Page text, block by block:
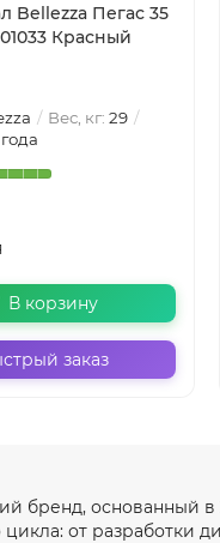
Bellezza Пегас 35
Красный
Вес, кг: 29
В корзину
заказ
бренд, основанный в
от разработки